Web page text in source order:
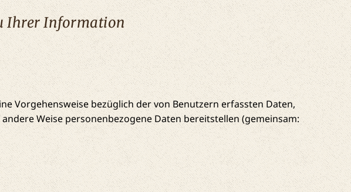
Ihrer Information
Vorgehensweise bezüglich der von Benutzern erfassten Daten,
Weise personenbezogene Daten bereitstellen (gemeinsam: